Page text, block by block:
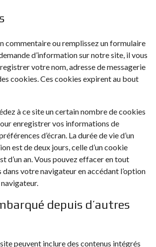
commentaire ou remplissez un formulaire
d’information sur notre site, il vous
votre nom, adresse de messagerie
cookies. Ces cookies expirent au bout
à ce site un certain nombre de cookies
enregistrer vos informations de
d’écran. La durée de vie d’un
est de deux jours, celle d’un cookie
d’un an. Vous pouvez effacer en tout
votre navigateur en accédant l’option
depuis d’autres
peuvent inclure des contenus intégrés